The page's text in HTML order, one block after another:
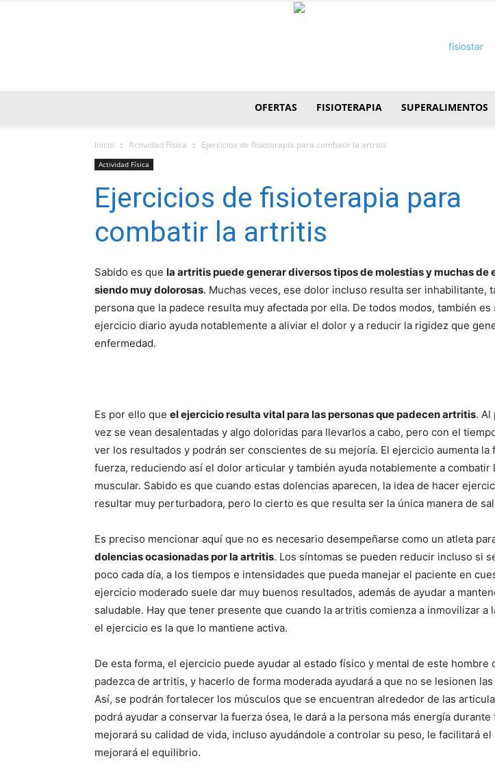
OFERTAS FISIOTERAPIA SUPERALIMENTOS
Inicio Actividad Fí­sica Ejercicios de fisioterapia para combatir la artritis
Actividad Fí­sica
Ejercicios de fisioterapia para
combatir la artritis
Sabido es que la artritis puede generar diversos tipos de molestias y muchas de
siendo muy dolorosas. Muchas veces, ese dolor incluso resulta ser inhabilitante,
persona que la padece resulta muy afectada por ella. De todos modos, también es
ejercicio diario ayuda notablemente a aliviar el dolor y a reducir la rigidez que
enfermedad.
Es por ello que el ejercicio resulta vital para las personas que padecen artritis. Al
vez se vean desalentadas y algo doloridas para llevarlos a cabo, pero con el
ver los resultados y podrán ser conscientes de su mejoría. El ejercicio aumenta la
fuerza, reduciendo así el dolor articular y también ayuda notablemente a combatir
muscular. Sabido es que cuando estas dolencias aparecen, la idea de hacer
resultar muy perturbadora, pero lo cierto es que resulta ser la única manera de
Es preciso mencionar aquí que no es necesario desempeñarse como un atleta
dolencias ocasionadas por la artritis. Los síntomas se pueden reducir incluso si
poco cada día, a los tiempos e intensidades que pueda manejar el paciente en
ejercicio moderado suele dar muy buenos resultados, además de ayudar a
saludable. Hay que tener presente que cuando la artritis comienza a inmovilizar a
el ejercicio es la que lo mantiene activa.
De esta forma, el ejercicio puede ayudar al estado físico y mental de este hombre
padezca de artritis, y hacerlo de forma moderada ayudará a que no se lesionen
Así, se podrán fortalecer los músculos que se encuentran alrededor de las
podrá ayudar a conservar la fuerza ósea, le dará a la persona más energía durante
mejorará su calidad de vida, incluso ayudándole a controlar su peso, le facilitará el
mejorará el equilibrio.